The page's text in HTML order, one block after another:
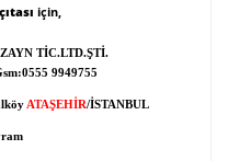
için,
TİC.LTD.ŞTİ.
9949755
ATAŞEHİR/İSTANBUL